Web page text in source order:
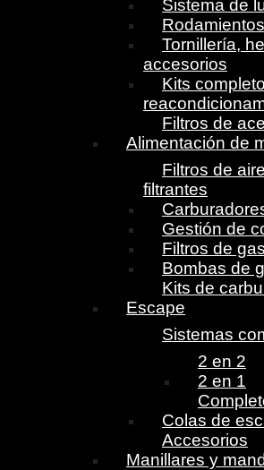
Sistema de
Tornillería,
accesorios
Kits
Filtros de
Alimentación de
Filtros de
filtrantes
Gestión de
Filtros de
Bombas de
Kits de
Escape
Sistemas
2 en 2
2 en 1
Colas de
Accesorios
Manillares y